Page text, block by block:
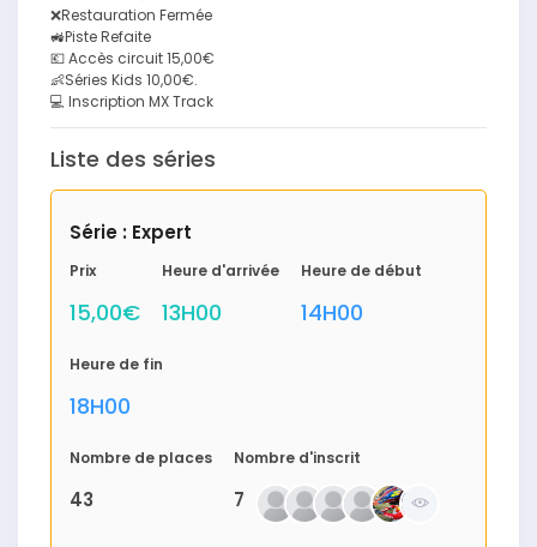
❌Restauration Fermée
🚜Piste Refaite
💶 Accès circuit 15,00€
👶Séries Kids 10,00€.
💻 Inscription MX Track
Liste des séries
Série : Expert
Prix
15,00€
Heure d'arrivée
13H00
Heure de début
14H00
Heure de fin
18H00
Nombre de places
43
Nombre d'inscrit
7